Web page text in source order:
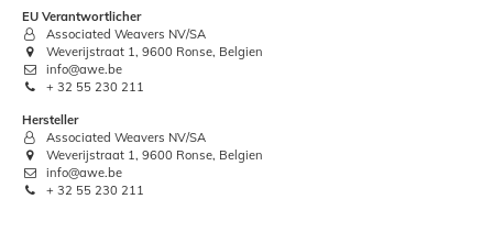
EU Verantwortlicher
Associated Weavers NV/SA
Weverijstraat 1, 9600 Ronse, Belgien
info@awe.be
+ 32 55 230 211
Hersteller
Associated Weavers NV/SA
Weverijstraat 1, 9600 Ronse, Belgien
info@awe.be
+ 32 55 230 211